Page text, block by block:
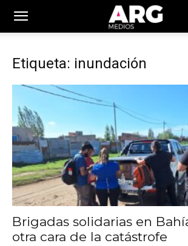
Etiqueta: inundación
Brigadas solidarias en
otra cara de la catástrofe